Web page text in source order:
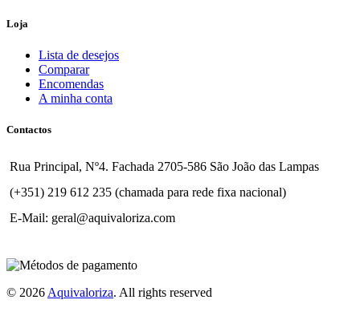
Loja
Lista de desejos
Comparar
Encomendas
A minha conta
Contactos
Rua Principal, Nº4. Fachada 2705-586 São João das Lampas
(+351) 219 612 235 (chamada para rede fixa nacional)
E-Mail: geral@aquivaloriza.com
© 2026 Aquivaloriza. All rights reserved